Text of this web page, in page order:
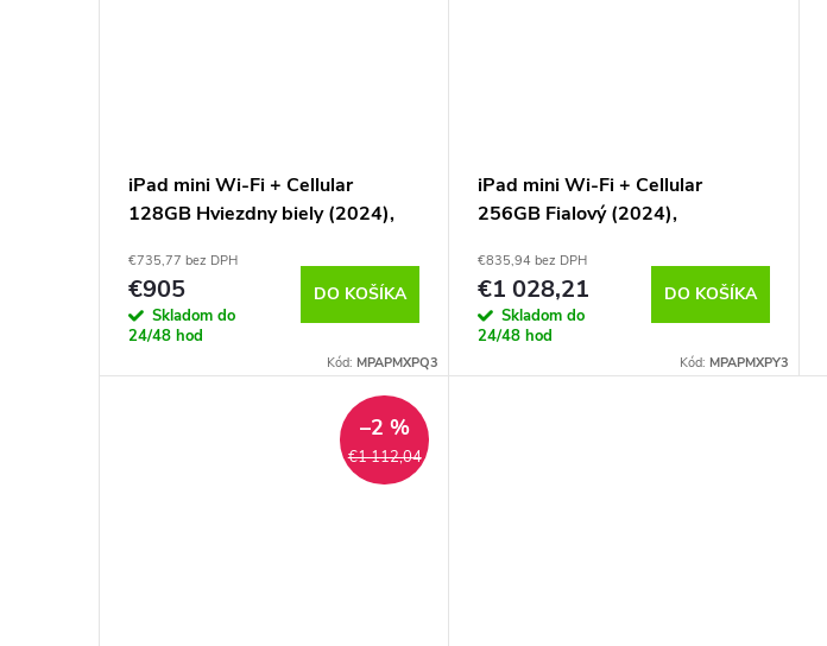
iPad mini Wi-Fi + Cellular
128GB Hviezdny biely (2024),
€735,77 bez DPH
€905
Skladom do
24/48 hod
DO KOŠÍKA
Kód: MPAPMXPQ3
iPad mini Wi-Fi + Cellular
256GB Fialový (2024),
€835,94 bez DPH
€1 028,21
Skladom do
24/48 hod
DO KOŠÍKA
Kód: MPAPMXPY3
€1 112,04
–2 %